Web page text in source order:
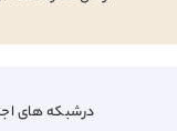
درشبکه های